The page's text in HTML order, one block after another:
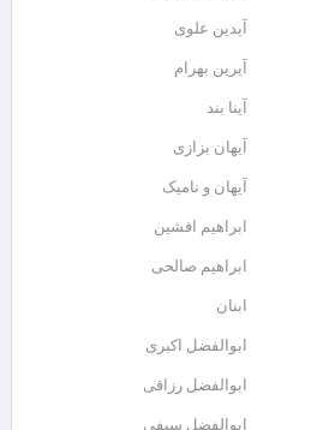
آیدین علوی
آیرین بهرام
آینا بند
آیهان بزازی
آیهان و نامیک
ابراهیم افشین
ابراهیم صالحی
ابنان
ابوالفضل اکبری
ابوالفضل رزاقی
ابوالفضل سیفی